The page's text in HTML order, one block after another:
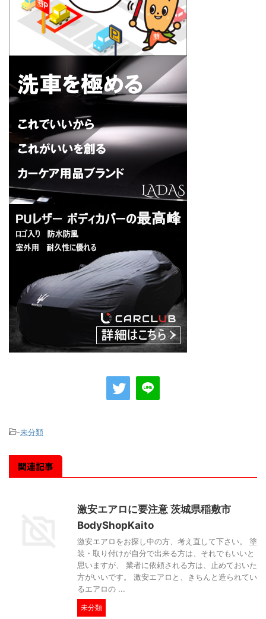
-未分類
関連記事
激安エアロに要注意 茨城県稲敷市
BodyShopKaito
激安エアロをお探し中の方、考え直して下さい。 塗
装・取り付けが自分で出来る方は、それでもいいと
思いますが、 業者に依頼される方は、止めておいた
方がいいです。 激安エアロと、きちんと造られてい
るエアロの ...
未分類